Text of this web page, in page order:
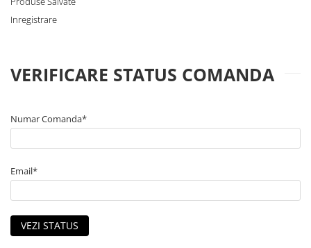
Inregistrare
VERIFICARE STATUS COMANDA
Numar Comanda*
Email*
VEZI STATUS